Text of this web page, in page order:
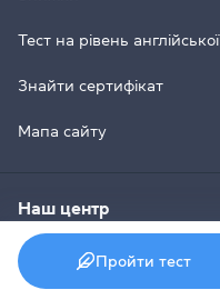
Тест на рівень англійської
Знайти сертифікат
Мапа сайту
Наш центр
Про компаніюПройти тест